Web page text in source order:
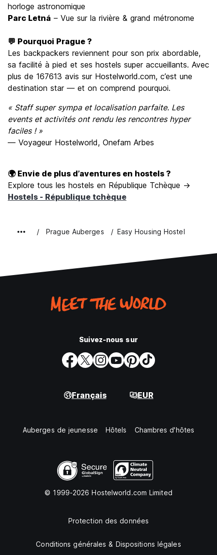
horloge astronomique
Parc Letná – Vue sur la rivière & grand métronome
💬 Pourquoi Prague ?
Les backpackers reviennent pour son prix abordable,
sa facilité à pied et ses hostels super accueillants. Avec
plus de 167613 avis sur Hostelworld.com, c’est une
destination star — et on comprend pourquoi.
« Staff super sympa et localisation parfaite. Les
events et activités ont rendu les rencontres hyper
faciles ! »
— Voyageur Hostelworld, Onefam Arbes
🌍 Envie de plus d’aventures en hostels ?
Explore tous les hostels en République Tchèque →
Hostels - République tchèque
Prague Auberges Easy Housing Hostel
Suivez-nous sur
Français EUR
Auberges de jeunesse Hôtels Chambres d'hôtes
© 1999-2026 Hostelworld.com Limited
Protection des données
Conditions générales & Dispositions légales